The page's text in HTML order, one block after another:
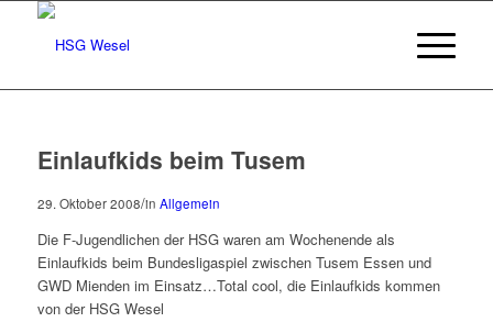
Einlaufkids beim Tusem
29. Oktober 2008/in Allgemein
Die F-Jugendlichen der HSG waren am Wochenende als
Einlaufkids beim Bundesligaspiel zwischen Tusem Essen und
GWD Mienden im Einsatz…Total cool, die Einlaufkids kommen
von der HSG Wesel